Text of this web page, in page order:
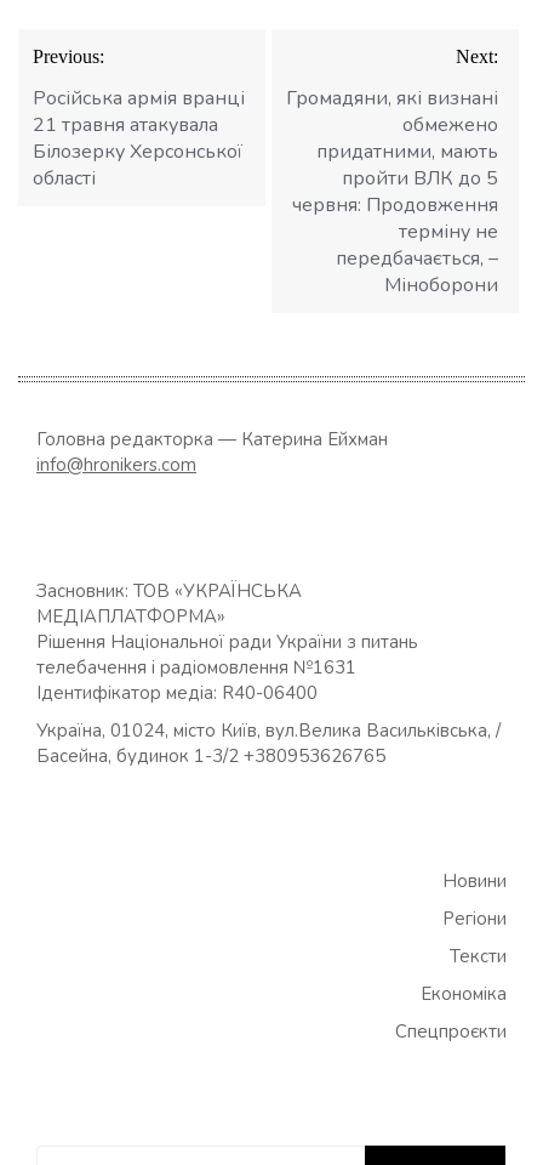
Навігація
записів
Previous:
Російська армія вранці
21 травня атакувала
Білозерку Херсонської
області
Next:
Громадяни, які визнані
обмежено
придатними, мають
пройти ВЛК до 5
червня: Продовження
терміну не
передбачається, –
Міноборони
Головна редакторка — Катерина Ейхман
info@hronikers.com
Засновник: ТОВ «УКРАЇНСЬКА
МЕДІАПЛАТФОРМА»
Рішення Національної ради України з питань
телебачення і радіомовлення №1631
Ідентифікатор медіа: R40-06400
Україна, 01024, місто Київ, вул.Велика Васильківська, /
Басейна, будинок 1-3/2 +380953626765
Новини
Регіони
Тексти
Економіка
Спецпроєкти